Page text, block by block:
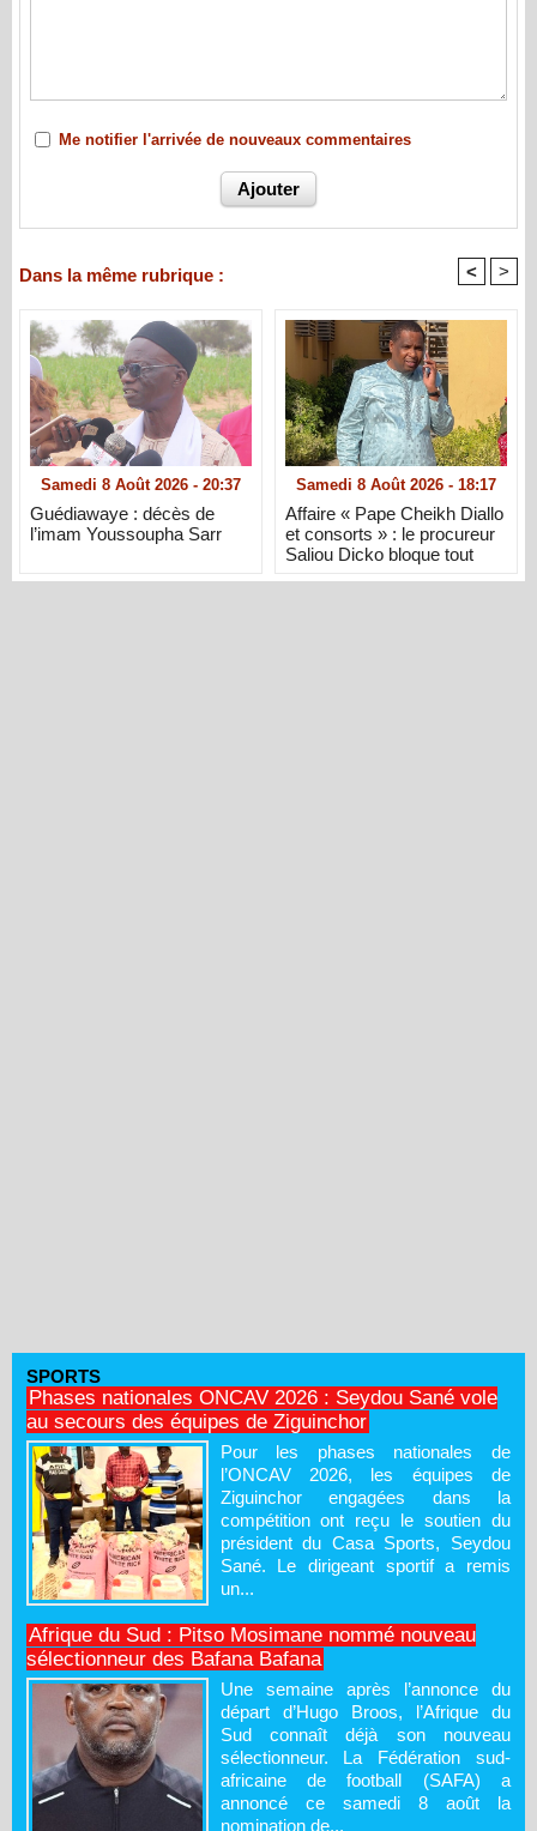
Me notifier l'arrivée de nouveaux commentaires
Dans la même rubrique : < >
Samedi 8 Août 2026 - 20:37
Guédiawaye : décès de
l’imam Youssoupha Sarr
Samedi 8 Août 2026 - 18:17
Affaire « Pape Cheikh Diallo
et consorts » : le procureur
Saliou Dicko bloque tout
SPORTS
Phases nationales ONCAV 2026 : Seydou Sané vole
au secours des équipes de Ziguinchor
Pour les phases nationales de
l’ONCAV 2026, les équipes de
Ziguinchor engagées dans la
compétition ont reçu le soutien du
président du Casa Sports, Seydou
Sané. Le dirigeant sportif a remis
un...
Afrique du Sud : Pitso Mosimane nommé nouveau
sélectionneur des Bafana Bafana
Une semaine après l’annonce du
départ d’Hugo Broos, l’Afrique du
Sud connaît déjà son nouveau
sélectionneur. La Fédération sud-
africaine de football (SAFA) a
annoncé ce samedi 8 août la
nomination de...